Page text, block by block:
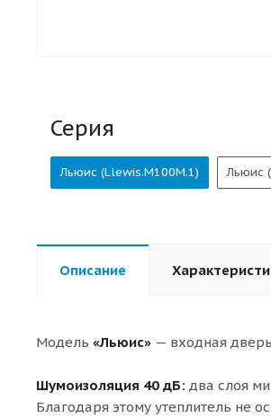
Серия
Льюис (Llewis.M100M.1) Льюис
Описание
Модель «Льюис» — входная
Шумоизоляция 40 дБ: два слоя
Благодаря этому утеплитель не